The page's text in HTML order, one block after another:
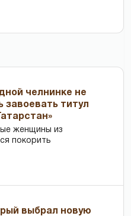
челнинке не
завоевать титул
женщины из
покорить
выбрал новую